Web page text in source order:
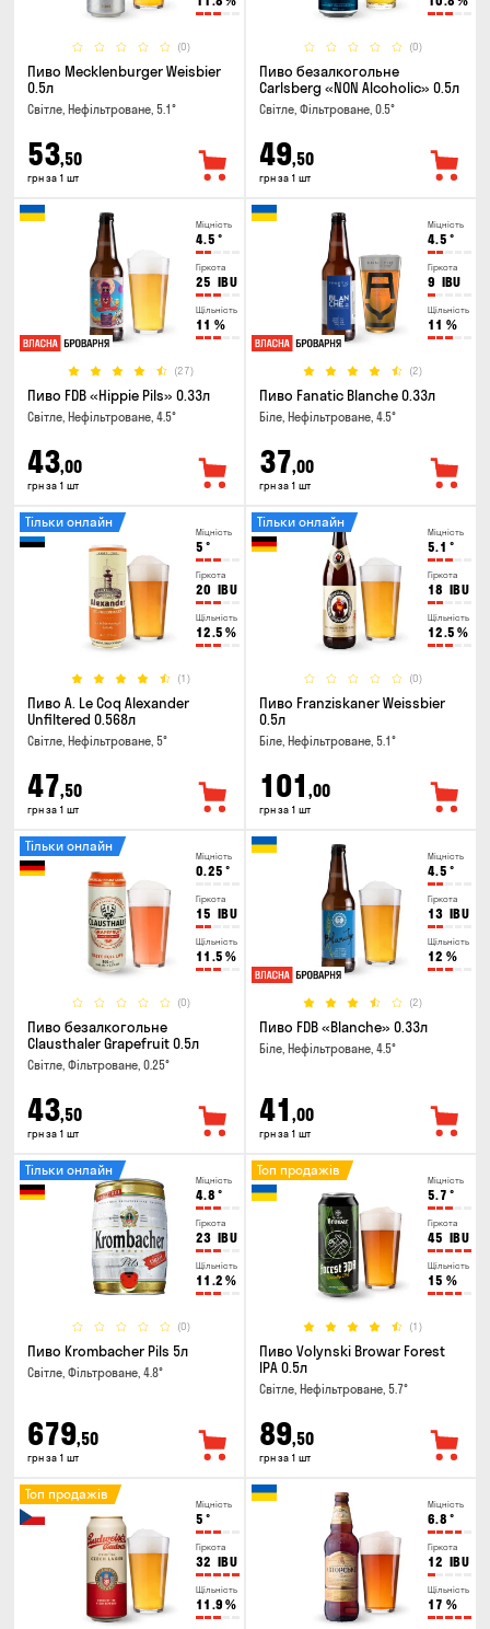
(0)
Пиво Mecklenburger Weisbier
0.5л
Світле, Нефільтроване, 5.1°
53,50
грн за 1 шт
(0)
Пиво безалкогольне
Carlsberg «NON Alcoholic» 0.5л
Світле, Фільтроване, 0.5°
49,50
грн за 1 шт
Міцність
4.5 °
Гіркота
25 IBU
Щільність
11 %
(27)
Пиво FDB «Hippie Pils» 0.33л
Світле, Нефільтроване, 4.5°
43,00
грн за 1 шт
Міцність
4.5 °
Гіркота
9 IBU
Щільність
11 %
(2)
Пиво Fanatic Blanche 0.33л
Біле, Нефільтроване, 4.5°
37,00
грн за 1 шт
Міцність
5 °
Гіркота
20 IBU
Щільність
12.5 %
(1)
Тільки онлайн
Пиво A. Le Coq Alexander
Unfiltered 0.568л
Світле, Нефільтроване, 5°
47,50
грн за 1 шт
Міцність
5.1 °
Гіркота
18 IBU
Щільність
12.5 %
(0)
Тільки онлайн
Пиво Franziskaner Weissbier
0.5л
Біле, Нефільтроване, 5.1°
101 ,00
грн за 1 шт
Міцність
0.25 °
Гіркота
15 IBU
Щільність
11.5 %
(0)
Тільки онлайн
Пиво безалкогольне
Clausthaler Grapefruit 0.5л
Світле, Фільтроване, 0.25°
43,50
грн за 1 шт
Міцність
4.5 °
Гіркота
13 IBU
Щільність
12 %
(2)
Пиво FDB «Blanche» 0.33л
Біле, Нефільтроване, 4.5°
41 ,00
грн за 1 шт
Міцність
4.8 °
Гіркота
23 IBU
Щільність
11.2 %
(0)
Тільки онлайн
Пиво Krombacher Pils 5л
Світле, Фільтроване, 4.8°
679,50
грн за 1 шт
Міцність
5.7 °
Гіркота
45 IBU
Щільність
15 %
(1)
Топ продажів
Пиво Volynski Browar Forest
IPA 0.5л
Світле, Нефільтроване, 5.7°
89,50
грн за 1 шт
Міцність
5 °
Гіркота
32 IBU
Щільність
11.9 %
Топ продажів
Міцність
6.8 °
Гіркота
12 IBU
Щільність
17 %